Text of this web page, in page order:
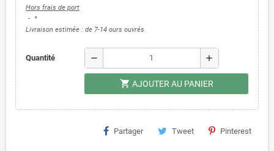
Hors frais de port
*
Livraison estimée : de 7-14 ours ouvrés
Quantité remove add
shopping_cart AJOUTER AU PANIER
Partager Tweet Pinterest